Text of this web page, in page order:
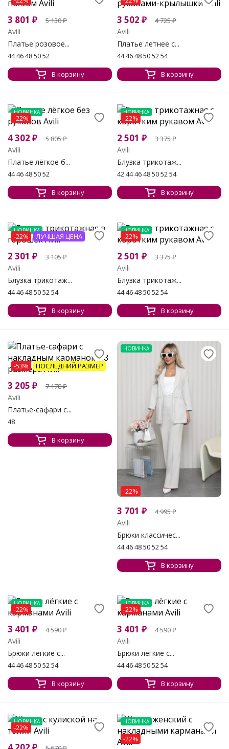
3 801 ₽ 5 130₽
Avili
Платье розовое...
44 46 48 50 52
В корзину
3 502 ₽ 4 725₽
Avili
Платье летнее с...
44 46 48 50 52 54
В корзину
НОВИНКА
-22%
4 302 ₽ 5 805₽
Avili
Платье лёгкое б...
44 46 48 50 52
В корзину
НОВИНКА
-22%
2 501 ₽ 3 375₽
Avili
Блузка трикотаж...
42 44 46 48 50 52 54
В корзину
НОВИНКА
-22% ЛУЧШАЯ ЦЕНА
2 301 ₽ 3 105₽
Avili
Блузка трикотаж...
44 46 48 50 52 54
В корзину
НОВИНКА
-22%
2 501 ₽ 3 375₽
Avili
Блузка трикотаж...
44 46 48 50 52 54
В корзину
-53% ПОСЛЕДНИЙ РАЗМЕР
3 205 ₽ 7 178₽
Avili
Платье-сафари с...
48
В корзину
НОВИНКА
-22%
3 701 ₽ 4 995₽
Avili
Брюки классичес...
44 46 48 50 52 54
В корзину
НОВИНКА
-22%
3 401 ₽ 4 590₽
Avili
Брюки лёгкие с...
44 46 48 50 52 54
В корзину
НОВИНКА
-22%
3 401 ₽ 4 590₽
Avili
Брюки лёгкие с...
44 46 48 50 52 54
В корзину
НОВИНКА
-22%
НОВИНКА
-22%